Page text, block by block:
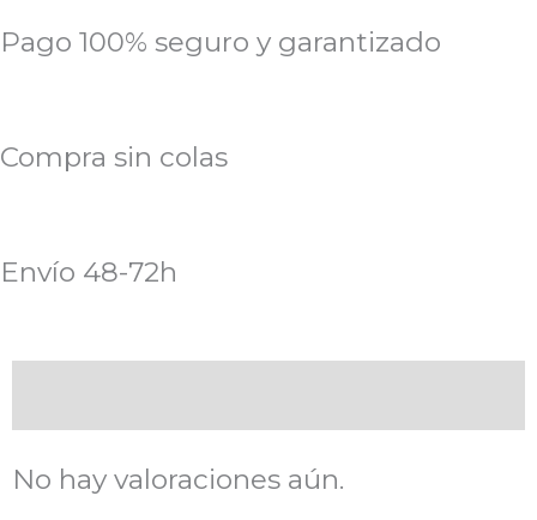
Pago 100% seguro y garantizado
Compra sin colas
Envío 48-72h
No hay valoraciones aún.